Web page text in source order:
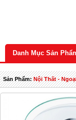
Danh Mục Sản
Sản Phẩm:Nội Thất -